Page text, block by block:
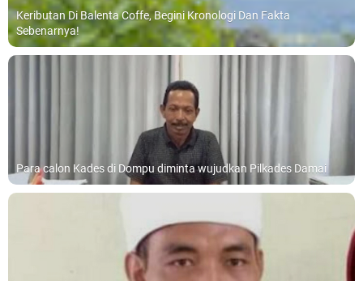
Keributan Di Balenta Coffe, Begini Kronologi Dan Fakta
Sebenarnya!
Para calon Kades di Dompu diminta wujudkan Pilkades Damai